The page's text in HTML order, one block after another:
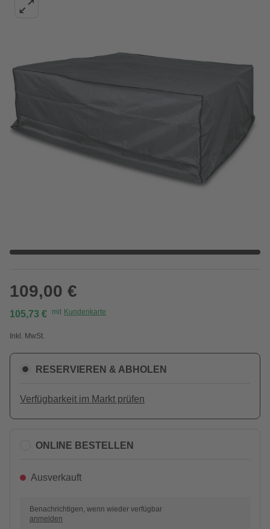
109,00 €
105,73 € mit Kundenkarte
Inkl. MwSt.
RESERVIEREN & ABHOLEN
Verfügbarkeit im Markt prüfen
ONLINE BESTELLEN
Ausverkauft
Benachrichtigen, wenn wieder verfügbar
anmelden